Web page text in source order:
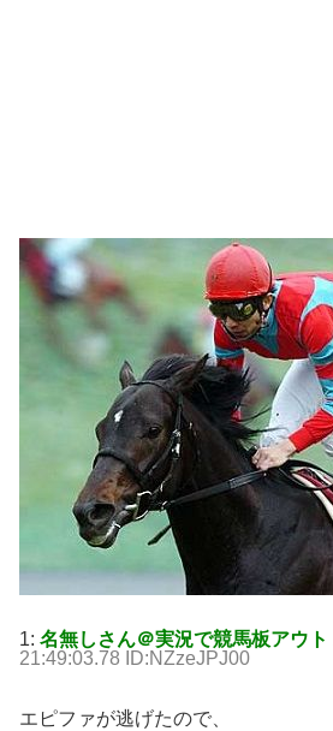
1: 名無しさん＠実況で競馬板アウト
21:49:03.78 ID:NZzeJPJ00
エピファが逃げたので、